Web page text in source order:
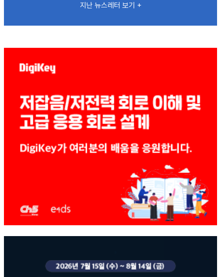
지난 뉴스레터 보기 +